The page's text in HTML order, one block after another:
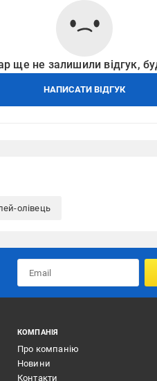
ще не залишили відгук,
НАПИСАТИ ВІДГУК
олівець
КОМПАНІЯ
Про компанію
Новини
Контакти